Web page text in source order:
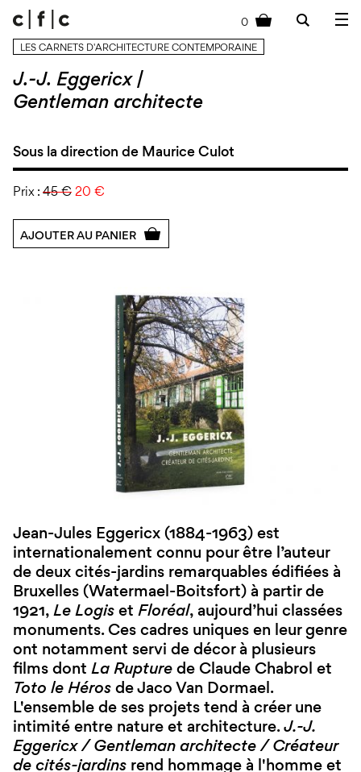
0
LES CARNETS D'ARCHITECTURE CONTEMPORAINE
J.-J. Eggericx |
Gentleman architecte
Sous la direction de Maurice Culot
Prix : 45 € 20 €
AJOUTER AU PANIER
Jean-Jules Eggericx (1884-1963) est
internationalement connu pour être l’auteur
de deux cités-jardins remarquables édifiées à
Bruxelles (Watermael-Boitsfort) à partir de
1921, Le Logis et Floréal, aujourd’hui classées
monuments. Ces cadres uniques en leur genre
ont notamment servi de décor à plusieurs
films dont La Rupture de Claude Chabrol et
Toto le Héros de Jaco Van Dormael.
L'ensemble de ses projets tend à créer une
intimité entre nature et architecture.J.-J.
Eggericx / Gentleman architecte / Créateur
de cités-jardins rend hommage à l'homme et